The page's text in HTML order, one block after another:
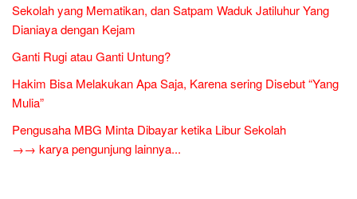
Sekolah yang Mematikan, dan Satpam Waduk Jatiluhur Yang
Dianiaya dengan Kejam
Ganti Rugi atau Ganti Untung?
Hakim Bisa Melakukan Apa Saja, Karena sering Disebut “Yang
Mulia”
Pengusaha MBG Minta Dibayar ketika Libur Sekolah
→→ karya pengunjung lainnya...